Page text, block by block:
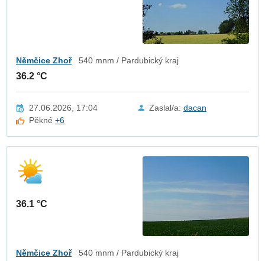
Němčice Zhoř 540 mnm / Pardubický kraj
36.2 °C
27.06.2026, 17:04 Zaslal/a: dacan
Pěkné+6
36.1 °C
Němčice Zhoř 540 mnm / Pardubický kraj